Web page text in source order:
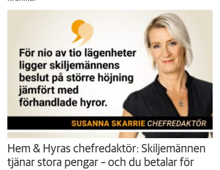
Hem & Hyras chefredaktör: Skiljemännen
tjänar stora pengar – och du betalar för